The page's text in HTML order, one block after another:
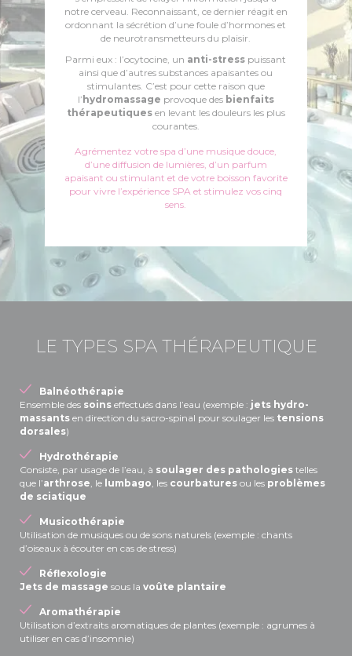
notre cerveau. Reconnaissant, ce dernier réagit en
ordonnant la sécrétion d’une foule d’hormones et
de neurotransmetteurs du plaisir.
Parmi eux : l’ocytocine, un anti-stress puissant
ainsi que d’autres substances apaisantes ou
stimulantes. C’est pour cette raison que
l’hydromassage provoque des bienfaits
thérapeutiquesen levant les douleurs les plus
courantes.
Agrémentez votre spa d’une musique douce,
d’une diffusion de lumières, d’un parfum
apaisant ou stimulant et de votre boisson favorite
pour vivre l’expérience SPA et stimulez vos cinq
sens.
LE TYPES SPA THÉRAPEUTIQUE
Balnéothérapie
Ensemble des soins effectués dans l’eau (exemple : jets hydro-
massants en direction du sacro-spinal pour soulager les tensions
dorsales)
Hydrothérapie
Consiste, par usage de l’eau, à soulager des pathologies telles
que l’arthrose , le lumbago , les courbatures ou les problèmes
de sciatique
Musicothérapie
Utilisation de musiques ou de sons naturels (exemple : chants
d’oiseaux à écouter en cas de stress)
Réflexologie
Jets de massage sous la voûte plantaire
Aromathérapie
Utilisation d’extraits aromatiques de plantes (exemple : agrumes à
utiliser en cas d’insomnie)